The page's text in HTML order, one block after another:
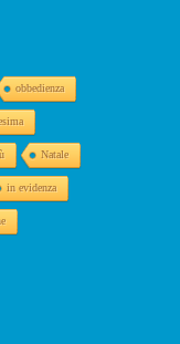
obbedienza
Natale
in evidenza